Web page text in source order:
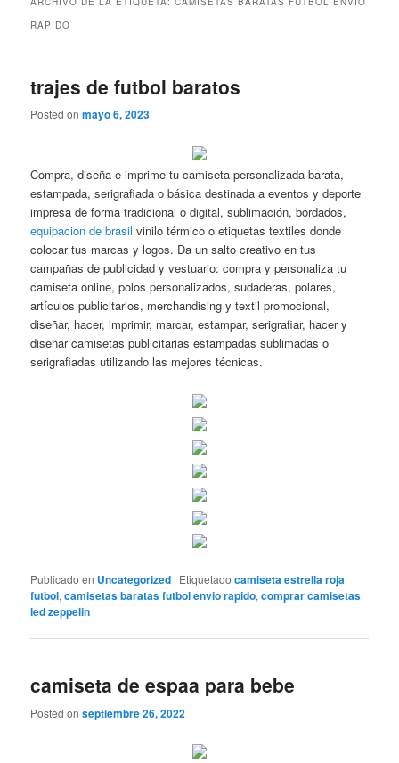
RAPIDO
trajes de futbol baratos
Posted onmayo 6, 2023
Compra, diseña e imprime tu camiseta personalizada barata,
estampada, serigrafiada o básica destinada a eventos y deporte
impresa de forma tradicional o digital, sublimación, bordados,
equipacion de brasil vinilo térmico o etiquetas textiles donde
colocar tus marcas y logos. Da un salto creativo en tus
campañas de publicidad y vestuario: compra y personaliza tu
camiseta online, polos personalizados, sudaderas, polares,
artículos publicitarios, merchandising y textil promocional,
diseñar, hacer, imprimir, marcar, estampar, serigrafiar, hacer y
diseñar camisetas publicitarias estampadas sublimadas o
serigrafiadas utilizando las mejores técnicas.
Publicado en Uncategorized | Etiquetado camiseta estrella roja
futbol,camisetas baratas futbol envio rapido,comprar camisetas
led zeppelin
camiseta de espaa para bebe
Posted onseptiembre 26, 2022